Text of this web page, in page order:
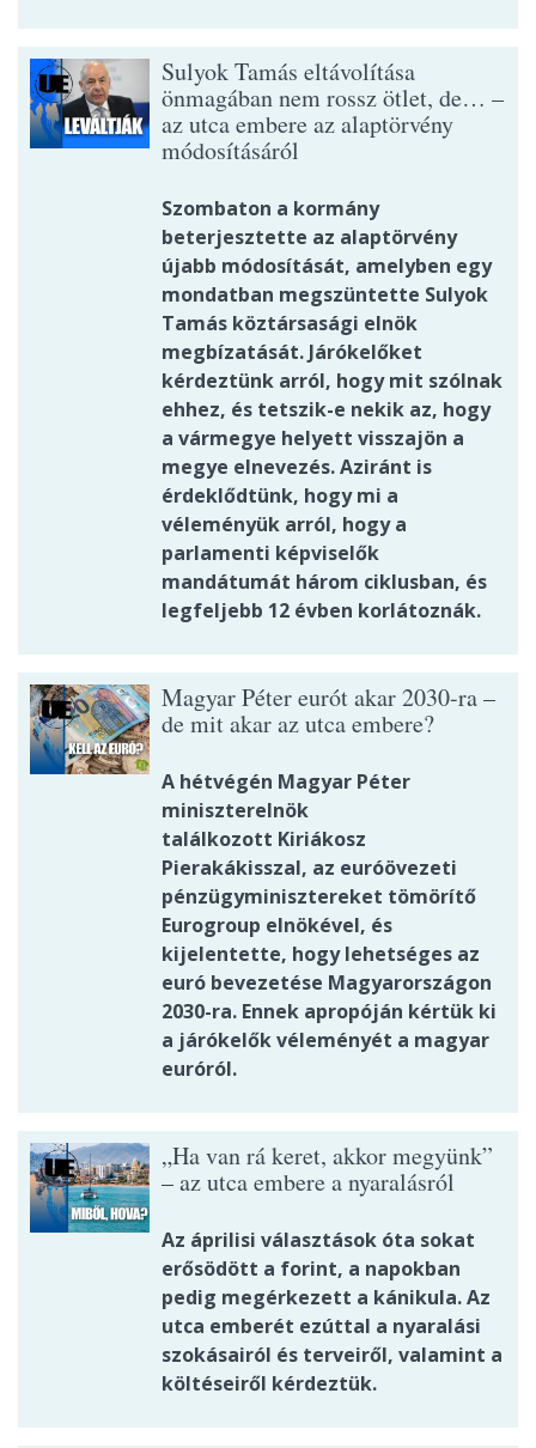
Sulyok Tamás eltávolítása
önmagában nem rossz ötlet, de… –
az utca embere az alaptörvény
módosításáról
Szombaton a kormány
beterjesztette az alaptörvény
újabb módosítását, amelyben egy
mondatban megszüntette Sulyok
Tamás köztársasági elnök
megbízatását. Járókelőket
kérdeztünk arról, hogy mit szólnak
ehhez, és tetszik-e nekik az, hogy
a vármegye helyett visszajön a
megye elnevezés. Aziránt is
érdeklődtünk, hogy mi a
véleményük arról, hogy a
parlamenti képviselők
mandátumát három ciklusban, és
legfeljebb 12 évben korlátoznák.
Magyar Péter eurót akar 2030-ra –
de mit akar az utca embere?
A hétvégén Magyar Péter
miniszterelnök
találkozott Kiriákosz
Pierakákisszal, az euróövezeti
pénzügyminisztereket tömörítő
Eurogroup elnökével, és
kijelentette, hogy lehetséges az
euró bevezetése Magyarországon
2030-ra. Ennek apropóján kértük ki
a járókelők véleményét a magyar
euróról.
„Ha van rá keret, akkor megyünk”
– az utca embere a nyaralásról
Az áprilisi választások óta sokat
erősödött a forint, a napokban
pedig megérkezett a kánikula. Az
utca emberét ezúttal a nyaralási
szokásairól és terveiről, valamint a
költéseiről kérdeztük.